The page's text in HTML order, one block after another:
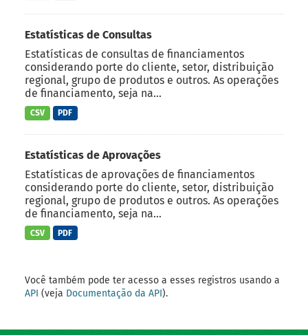
Estatísticas de Consultas
Estatísticas de consultas de financiamentos
considerando porte do cliente, setor, distribuição
regional, grupo de produtos e outros. As operações
de financiamento, seja na...
CSV PDF
Estatísticas de Aprovações
Estatísticas de aprovações de financiamentos
considerando porte do cliente, setor, distribuição
regional, grupo de produtos e outros. As operações
de financiamento, seja na...
CSV PDF
Você também pode ter acesso a esses registros usando a
API (veja Documentação da API).